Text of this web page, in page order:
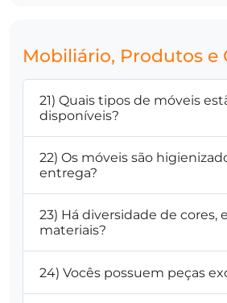
Mobiliário, Produtos e
21) Quais tipos de móveis
disponíveis?
22) Os móveis são
entrega?
23) Há diversidade de cores,
materiais?
24) Vocês possuem peças